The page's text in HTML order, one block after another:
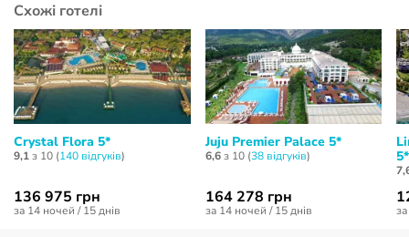
Схожі готелі
Crystal Flora 5*
9,1з 10 (140 відгуків)
136 975 грн
за 14 ночей / 15 днів
Juju Premier Palace 5*
6,6з 10 (38 відгуків)
164 278 грн
за 14 ночей / 15 днів
5*